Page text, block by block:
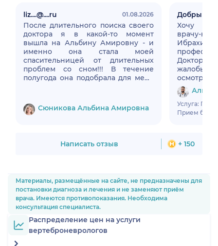
liz....@....ru 01.08.2026
После длительного поиска своего
доктора я в какой-то момент
вышла на Альбину Амировну - и
именно она стала моей
спасительницей от длительных
проблем со сном!!! В течение
полугода она подобрала для меня
поведенческой терапии. Если
раньше мне тяжело было просто
составляющая нашей жизни и
Сюникова Альбина Амировна
Добрыня
Хочу
врачу-
Доктор
жалобы,
осмотр
схему
Аль-
Услуга:
Прием был в
Написать отзыв + 150
Материалы, размещённые на сайте, не предназначены для
постановки диагноза и лечения и не заменяют приём
врача. Имеются противопоказания. Необходима
консультация специалиста.
Распределение цен на услуги
вертеброневрологов